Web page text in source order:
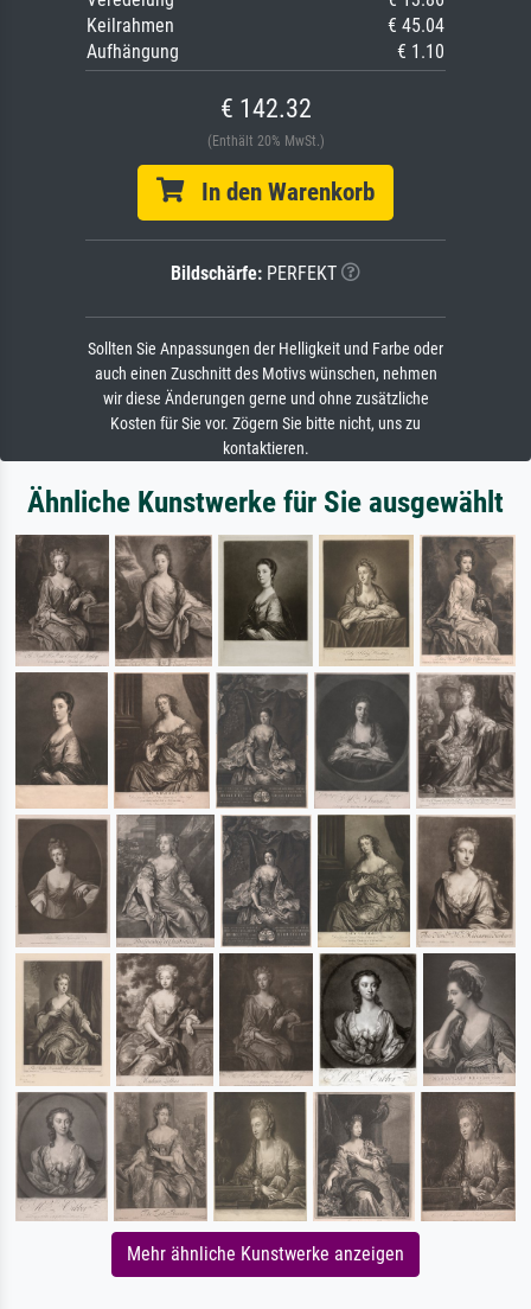
Keilrahmen
€ 45.04
Aufhängung
€ 1.10
€ 142.32
(Enthält 20% MwSt.)
In den Warenkorb
Bildschärfe: PERFEKT
Sollten Sie Anpassungen der Helligkeit und Farbe oder
auch einen Zuschnitt des Motivs wünschen, nehmen
wir diese Änderungen gerne und ohne zusätzliche
Kosten für Sie vor. Zögern Sie bitte nicht, uns zu
kontaktieren.
Ähnliche Kunstwerke für Sie ausgewählt
Mehr ähnliche Kunstwerke anzeigen